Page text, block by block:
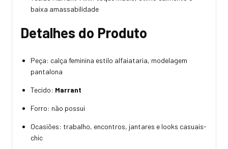
baixa amassabilidade
Detalhes do Produto
Peça: calça feminina estilo alfaiataria, modelagem
pantalona
Tecido: Marrant
Forro: não possui
Ocasiões: trabalho, encontros, jantares e looks casuais-
chic